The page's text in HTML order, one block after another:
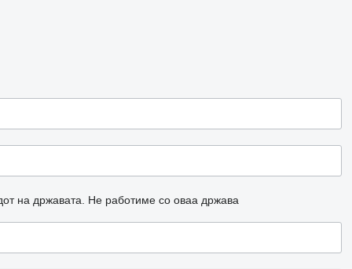
на државата. Не работиме со оваа држава